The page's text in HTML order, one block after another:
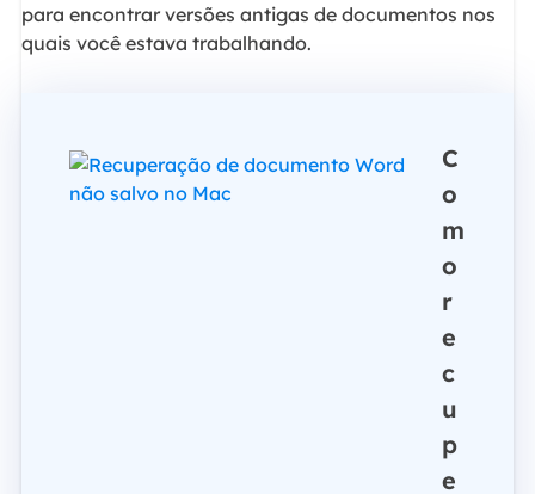
para encontrar versões antigas de documentos nos
quais você estava trabalhando.
C
o
m
o
r
e
c
u
p
e